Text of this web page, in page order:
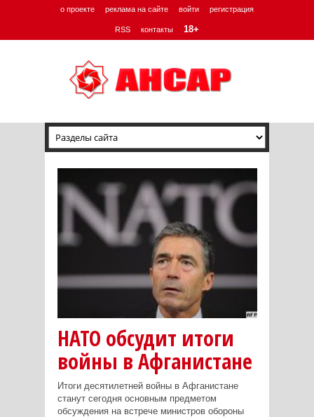
о проекте реклама на сайте войти регистрация
RSS контакты 18+
НАТО обсудит итоги
войны в Афганистане
Итоги десятилетней войны в Афганистане
станут сегодня основным предметом
обсуждения на встрече министров обороны